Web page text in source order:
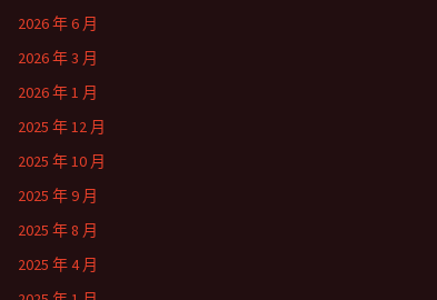
2026 年 6 月
2026 年 3 月
2026 年 1 月
2025 年 12 月
2025 年 10 月
2025 年 9 月
2025 年 8 月
2025 年 4 月